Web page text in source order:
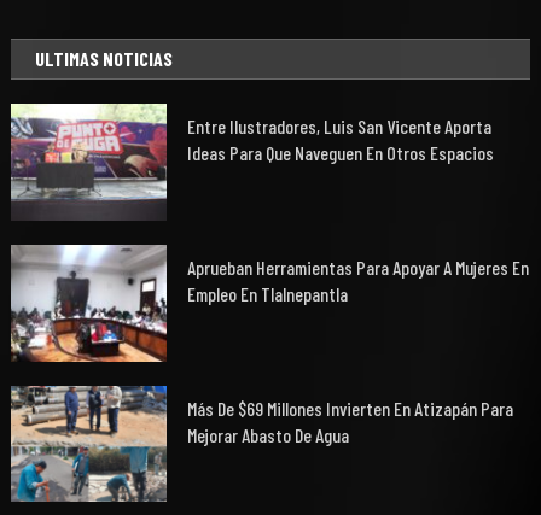
ULTIMAS NOTICIAS
Entre Ilustradores, Luis San Vicente Aporta
Ideas Para Que Naveguen En Otros Espacios
Aprueban Herramientas Para Apoyar A Mujeres En
Empleo En Tlalnepantla
Más De $69 Millones Invierten En Atizapán Para
Mejorar Abasto De Agua